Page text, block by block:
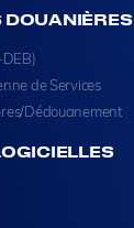
DOUANIÈRES
de Services
Dédouanement